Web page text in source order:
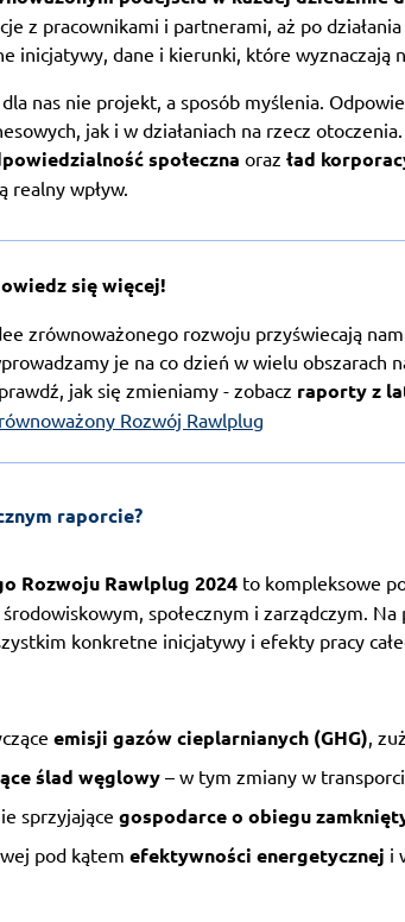
z pracownikami i partnerami, aż po
inicjatywy, dane i kierunki, które wyznaczają
nas nie projekt, a sposób myślenia.
jak i w działaniach na rzecz
społeczna oraz ład
realny wpływ.
się więcej!
zrównoważonego rozwoju przyświecają
je na co dzień w wielu obszarach
jak się zmieniamy - zobacz raporty z
Rozwój Rawlplug
raporcie?
Rozwoju Rawlplug 2024 to kompleksowe
środowiskowym, społecznym i zarządczym.
konkretne inicjatywy i efekty pracy
emisji gazów cieplarnianych (GHG) ,
ślad węglowy – w tym zmiany w
sprzyjające gospodarce o obiegu
pod kątem efektywności energetycznej i